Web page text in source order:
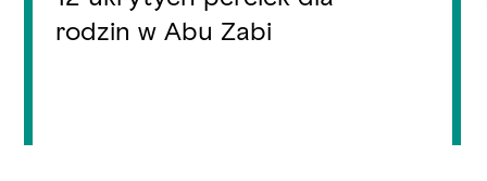
rodzin w Abu Zabi